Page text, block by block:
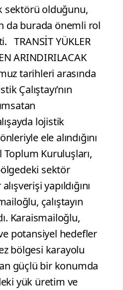
sektörü olduğunu,
da burada önemli rol
TRANSİT YÜKLER
ARINDIRILACAK
tarihleri arasında
Çalıştayı’nın
lojistik
ele alındığını
Kuruluşları,
sektör
yapıldığını
çalıştayın
Karaismailoğlu,
potansiyel hedefler
bölgesi karayolu
güçlü bir konumda
yük üretim ve